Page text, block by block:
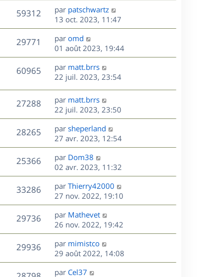
a
g
e
e
s
s
a
g
e
s
r
m
e
s
s
a
g
e
e
n
i
e
r
m
e
s
s
a
g
e
59312V
u
D
e
r
n
i
e
r
m
e
s
s
a
g
e
par patschwartz
13 oct. 2023, 11:47
29771
u
D
e
r
n
i
e
r
m
e
s
s
a
g
e
par omd
01 août 2023, 19:44
60965V
u
e
D
e
n
i
e
r
m
e
s
s
a
g
e
par matt.brrs
22 juil. 2023, 23:54
27288V
u
D
e
r
n
i
e
r
m
e
s
s
a
g
e
par matt.brrs
22 juil. 2023, 23:50
28265V
u
e
D
e
r
n
i
e
r
m
e
s
s
a
g
e
par sheperland
27 avr. 2023, 12:54
25366V
u
e
D
e
r
n
i
e
r
m
e
s
s
a
par Dom38
02 avr. 2023, 11:32
33286V
u
e
D
e
r
n
i
e
r
m
e
s
par Thierry42000
27 nov. 2022, 19:10
29736V
u
e
s
D
e
r
n
i
e
r
par Mathevet
26 nov. 2022, 19:42
29936V
u
D
e
r
n
par mimistco
29 août 2022, 14:08
D
par Cel37